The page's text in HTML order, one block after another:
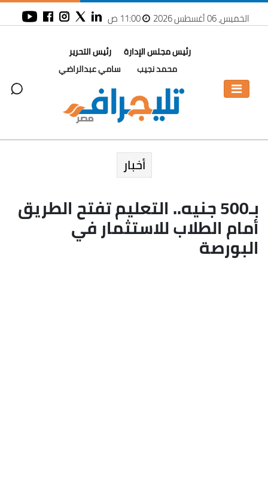
الخميس، 06 أغسطس 2026 11:00 ص
رئيس مجلس الإدارة
محمد نجيب
رئيس التحرير
سامي عبدالراضي
أخبار
بـ500 جنيه.. التعليم تفتح الطريق
أمام الطلاب للاستثمار في
البورصة